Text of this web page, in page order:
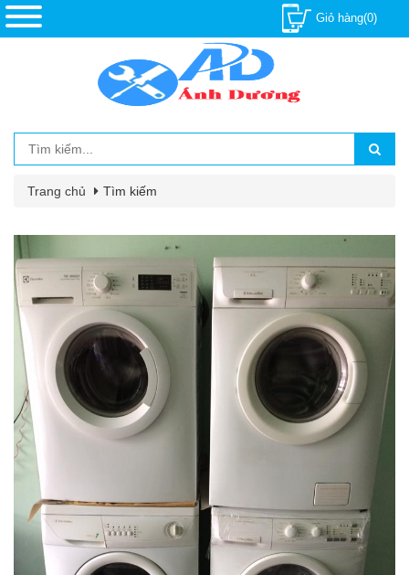
Giỏ hàng(0)
Trang chủ Tìm kiếm